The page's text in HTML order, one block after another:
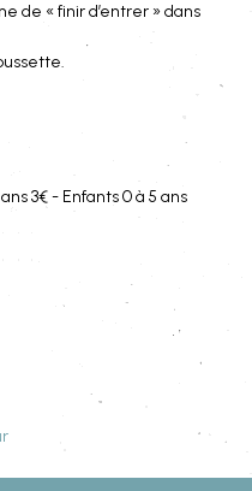
de « finir d’entrer » dans
3€ - Enfants 0 à 5 ans